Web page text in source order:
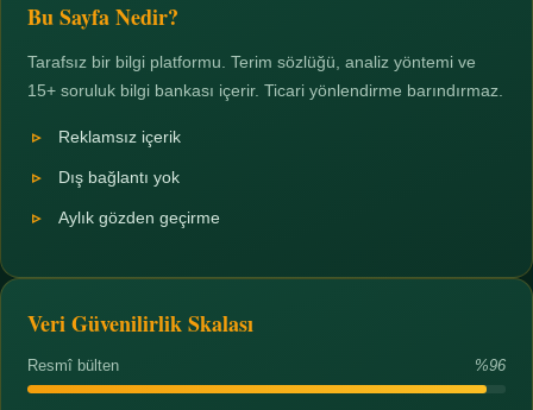
Bu Sayfa Nedir?
Tarafsız bir bilgi platformu. Terim sözlüğü, analiz yöntemi ve
15+ soruluk bilgi bankası içerir. Ticari yönlendirme barındırmaz.
Reklamsız içerik
Dış bağlantı yok
Aylık gözden geçirme
Veri Güvenilirlik Skalası
Resmî bülten %96